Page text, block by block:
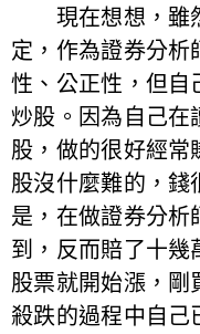
現在想想，雖
定，作為證券分析
性、公正性，但自
炒股。因為自己在
股，做的很好經常
股沒什麼難的，錢
是，在做證券分析
到，反而賠了十幾
股票就開始漲，剛
殺跌的過程中自己